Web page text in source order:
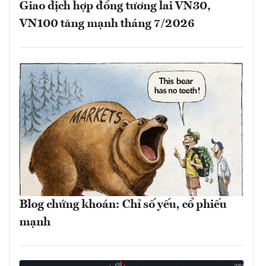
Giao dịch hợp đồng tương lai VN30,
VN100 tăng mạnh tháng 7/2026
Blog chứng khoán: Chỉ số yếu, cổ phiếu
mạnh